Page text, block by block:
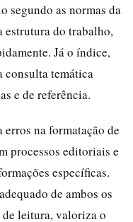
segundo as normas da
estrutura do trabalho,
Já o índice,
consulta temática
e de referência.
na formatação de
processos editoriais e
específicas.
de ambos os
leitura, valoriza o